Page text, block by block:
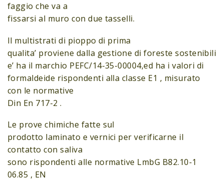
faggio che va a
fissarsi al muro con due tasselli.
Il multistrati di pioppo di prima
qualita’ proviene dalla gestione di foreste sostenibili
e’ ha il marchio PEFC/14-35-00004,ed ha i valori di
formaldeide rispondenti alla classe E1 , misurato
con le normative
Din En 717-2 .
Le prove chimiche fatte sul
prodotto laminato e vernici per verificarne il
contatto con saliva
sono rispondenti alle normative LmbG B82.10-1
06.85 , EN